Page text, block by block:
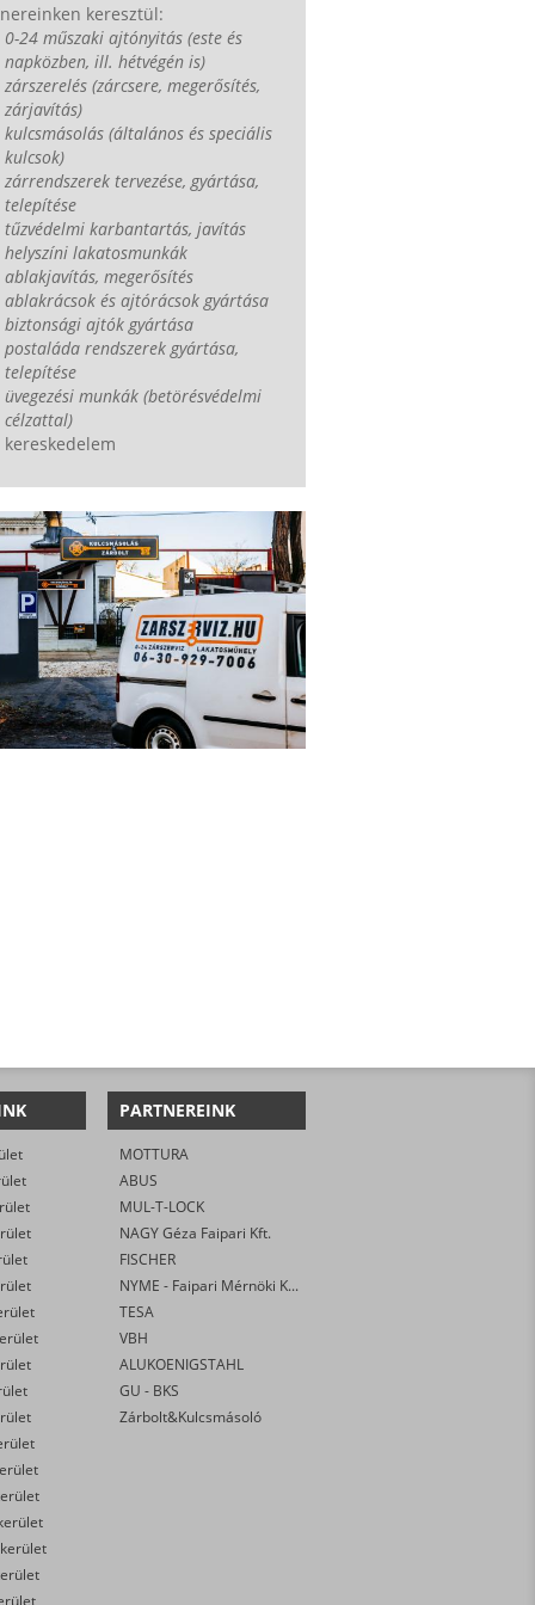
keresztül:
0-24 műszaki ajtónyitás (este és
napközben, ill. hétvégén is)
zárszerelés (zárcsere, megerősítés,
zárjavítás)
kulcsmásolás (általános és speciális
kulcsok)
zárrendszerek tervezése, gyártása,
telepítése
tűzvédelmi karbantartás, javítás
helyszíni lakatosmunkák
ablakjavítás, megerősítés
ablakrácsok és ajtórácsok gyártása
biztonsági ajtók gyártása
postaláda rendszerek gyártása,
telepítése
üvegezési munkák (betörésvédelmi
célzattal)
kereskedelem
PARTNEREINK
MOTTURA
ABUS
MUL-T-LOCK
NAGY Géza Faipari Kft.
FISCHER
NYME - Faipari Mérnöki Kar
TESA
VBH
ALUKOENIGSTAHL
GU - BKS
Zárbolt&Kulcsmásoló